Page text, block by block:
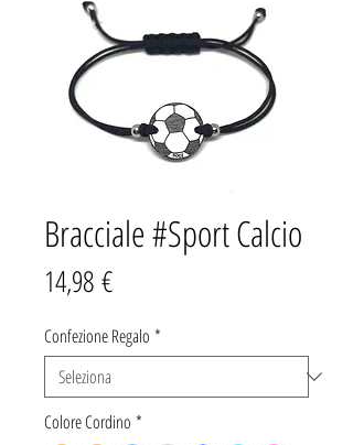
Bracciale #Sport Calcio
14,98 €Prezzo
Confezione Regalo *
Colore Cordino *